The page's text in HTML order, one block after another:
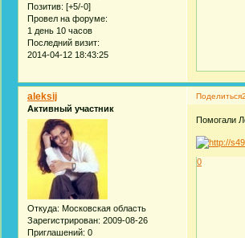
Позитив: [+5/-0]
Провел на форуме:
1 день 10 часов
Последний визит:
2014-04-12 18:43:25
Поделиться
aleksij
Активный участник
Откуда: Московская область
Зарегистрирован: 2009-08-26
Приглашений: 0
Помогали
0